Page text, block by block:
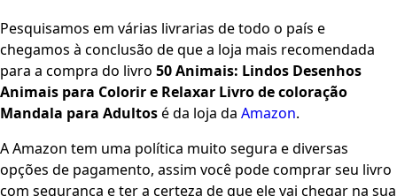
Pesquisamos em várias livrarias de todo o país e
chegamos à conclusão de que a loja mais recomendada
para a compra do livro 50 Animais: Lindos Desenhos
Animais para Colorir e Relaxar Livro de coloração
Mandala para Adultosé da loja da Amazon.
A Amazon tem uma política muito segura e diversas
opções de pagamento, assim você pode comprar seu livro
com segurança e ter a certeza de que ele vai chegar na sua